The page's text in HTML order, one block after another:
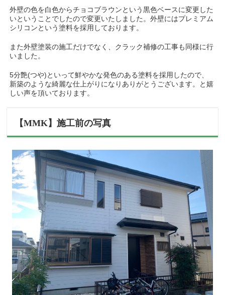
外壁の色を白色からチョコブラウンという黒色ベースに変更した
いということでしたので変更いたしました。外壁にはプレミアム
シリコンという塗料を採用しております。
また外壁塗装の施工だけでなく、クラック補修の工事も同様に行
いました。
5分艶(つや)といって鮮やかな発色のある塗料を採用したので、
新築のような綺麗な仕上がりになりありがとうございます。と嬉
しい声を頂いております。
【MMK】施工前の写真